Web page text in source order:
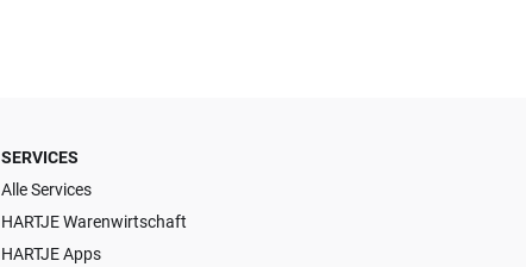
SERVICES
Alle Services
HARTJE Warenwirtschaft
HARTJE Apps